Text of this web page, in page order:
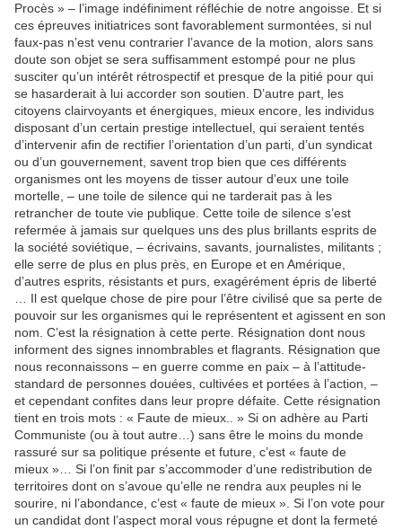
Procès » – l’image indéfiniment réfléchie de notre angoisse. Et si
ces épreuves initiatrices sont favorablement surmontées, si nul
faux-pas n’est venu contrarier l’avance de la motion, alors sans
doute son objet se sera suffisamment estompé pour ne plus
susciter qu’un intérêt rétrospectif et presque de la pitié pour qui
se hasarderait à lui accorder son soutien. D’autre part, les
citoyens clairvoyants et énergiques, mieux encore, les individus
disposant d’un certain prestige intellectuel, qui seraient tentés
d’intervenir afin de rectifier l’orientation d’un parti, d’un syndicat
ou d’un gouvernement, savent trop bien que ces différents
organismes ont les moyens de tisser autour d’eux une toile
mortelle, – une toile de silence qui ne tarderait pas à les
retrancher de toute vie publique. Cette toile de silence s’est
refermée à jamais sur quelques uns des plus brillants esprits de
la société soviétique, – écrivains, savants, journalistes, militants ;
elle serre de plus en plus près, en Europe et en Amérique,
d’autres esprits, résistants et purs, exagérément épris de liberté
… Il est quelque chose de pire pour l’être civilisé que sa perte de
pouvoir sur les organismes qui le représentent et agissent en son
nom. C’est la résignation à cette perte. Résignation dont nous
informent des signes innombrables et flagrants. Résignation que
nous reconnaissons – en guerre comme en paix – à l’attitude-
standard de personnes douées, cultivées et portées à l’action, –
et cependant confites dans leur propre défaite. Cette résignation
tient en trois mots : « Faute de mieux.. » Si on adhère au Parti
Communiste (ou à tout autre…) sans être le moins du monde
rassuré sur sa politique présente et future, c’est « faute de
mieux »… Si l’on finit par s’accommoder d’une redistribution de
territoires dont on s’avoue qu’elle ne rendra aux peuples ni le
sourire, ni l’abondance, c’est « faute de mieux ». Si l’on vote pour
un candidat dont l’aspect moral vous répugne et dont la fermeté